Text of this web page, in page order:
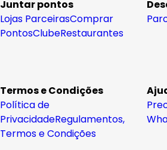
Juntar pontos
Lojas ParceirasComprar
PontosClubeRestaurantes
Termos e Condições
Política de
PrivacidadeRegulamentos,
Termos e Condições